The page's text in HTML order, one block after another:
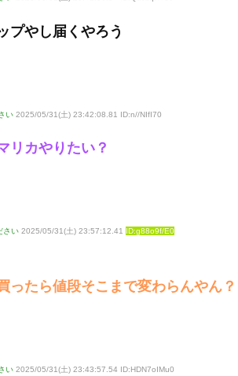
プやし届くやろう
い 2025/05/31(土) 23:42:08.81 ID:n//NIfI70
リカやりたい？
さい 2025/05/31(土) 23:57:12.41 ID:g88o9f/E0
ったら値段そこまで変わらんやん？
い 2025/05/31(土) 23:43:57.54 ID:HDN7oIMu0